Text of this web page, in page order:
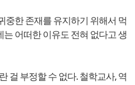
중한 존재를 유지하기 위해서 먹
어떠한 이유도 전혀 없다고 생
걸 부정할 수 없다. 철학교사, 역